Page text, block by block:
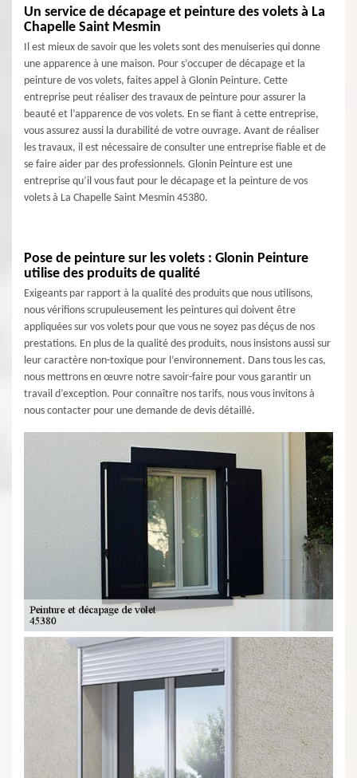
Un service de décapage et peinture des volets à La
Chapelle Saint Mesmin
Il est mieux de savoir que les volets sont des menuiseries qui donne
une apparence à une maison. Pour s’occuper de décapage et la
peinture de vos volets, faites appel à Glonin Peinture. Cette
entreprise peut réaliser des travaux de peinture pour assurer la
beauté et l’apparence de vos volets. En se fiant à cette entreprise,
vous assurez aussi la durabilité de votre ouvrage. Avant de réaliser
les travaux, il est nécessaire de consulter une entreprise fiable et de
se faire aider par des professionnels. Glonin Peinture est une
entreprise qu’il vous faut pour le décapage et la peinture de vos
volets à La Chapelle Saint Mesmin 45380.
Pose de peinture sur les volets : Glonin Peinture
utilise des produits de qualité
Exigeants par rapport à la qualité des produits que nous utilisons,
nous vérifions scrupuleusement les peintures qui doivent être
appliquées sur vos volets pour que vous ne soyez pas déçus de nos
prestations. En plus de la qualité des produits, nous insistons aussi sur
leur caractère non-toxique pour l’environnement. Dans tous les cas,
nous mettrons en œuvre notre savoir-faire pour vous garantir un
travail d’exception. Pour connaître nos tarifs, nous vous invitons à
nous contacter pour une demande de devis détaillé.